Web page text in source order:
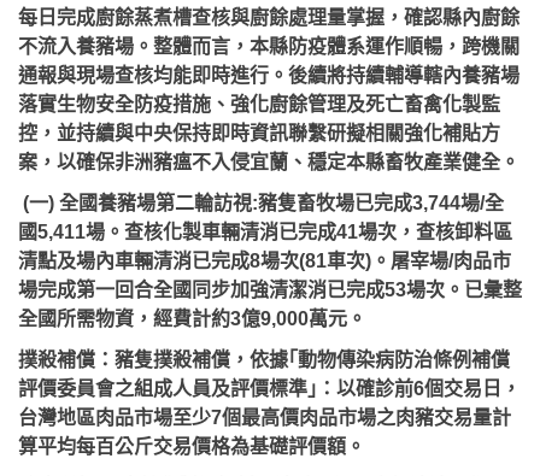
每日完成廚餘蒸煮槽查核與廚餘處理量掌握，確認縣內廚餘
不流入養豬場。整體而言，本縣防疫體系運作順暢，跨機關
通報與現場查核均能即時進行。後續將持續輔導轄內養豬場
落實生物安全防疫措施、強化廚餘管理及死亡畜禽化製監
控，並持續與中央保持即時資訊聯繫研擬相關強化補貼方
案，以確保非洲豬瘟不入侵宜蘭、穩定本縣畜牧產業健全。
(一) 全國養豬場第二輪訪視:豬隻畜牧場已完成3,744場/全
國5,411場。查核化製車輛清消已完成41場次，查核卸料區
清點及場內車輛清消已完成8場次(81車次)。屠宰場/肉品市
場完成第一回合全國同步加強清潔消已完成53場次。已彙整
全國所需物資，經費計約3億9,000萬元。
撲殺補償：豬隻撲殺補償，依據｢動物傳染病防治條例補償
評價委員會之組成人員及評價標準｣：以確診前6個交易日，
台灣地區肉品市場至少7個最高價肉品市場之肉豬交易量計
算平均每百公斤交易價格為基礎評價額。